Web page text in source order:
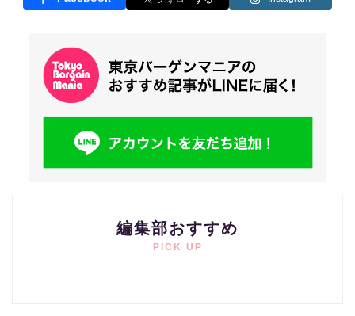
編集部おすすめ
PICK UP